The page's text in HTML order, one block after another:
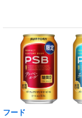
フード